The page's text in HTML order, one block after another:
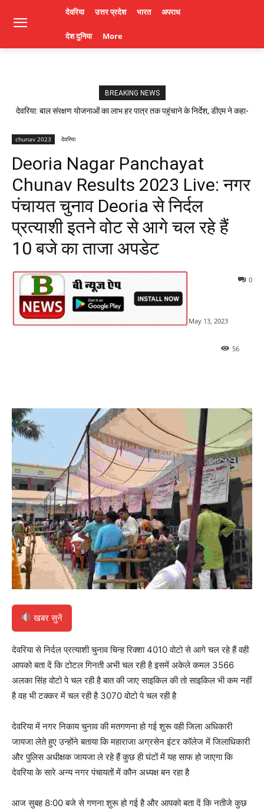
देवरिया उत्तर प्रदेश भारत अपराध
देश दुनिया More
BREAKING NEWS
देवरिया: बाल संरक्षण योजनाओं का लाभ हर पात्र तक पहुंचाने के निर्देश, डीएम ने कहा-
chunav 2023 देवरिया
Deoria Nagar Panchayat
Chunav Results 2023 Live: नगर
पंचायत चुनाव Deoria से निर्दल
प्रत्याशी इतने वोट से आगे चल रहे हैं
10 बजे का ताजा अपडेट
May 13, 2023
0
56
खबर सुनें
देवरिया से निर्दल प्रत्याशी चुनाव चिन्ह रिक्शा 4010 वोटो से आगे चल रहे हैं वही
आपको बता दें कि टोटल गिनती अभी चल रही है इसमें अकेले कमल 3566
अलका सिंह वोटो पे चल रही है बात की जाए साइकिल की तो साइकिल भी कम नहीं
है वह भी टक्कर में चल रही है 3070 वोटो पे चल रही है
देवरिया में नगर निकाय चुनाव की मतगणना हो गई शुरू वही जिला अधिकारी
जायजा लेते हुए उन्होंने बताया कि महाराजा अग्रसेन इंटर कॉलेज में जिलाधिकारी
और पुलिस अधीक्षक जायजा ले रहे हैं कुछ ही घंटों में यह साफ हो जाएगा कि
देवरिया के सारे अन्य नगर पंचायतों में कौन अध्यक्ष बन रहा है
आज सुबह 8:00 बजे से गणना शुरू हो गई है और आपको बता दें कि नतीजे कुछ